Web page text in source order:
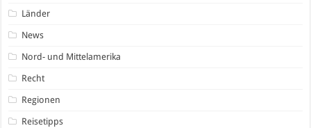
Länder
News
Nord- und Mittelamerika
Recht
Regionen
Reisetipps